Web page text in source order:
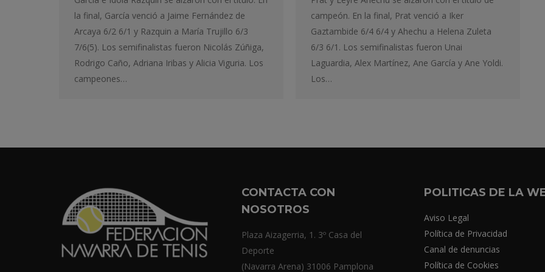
la final, García venció a Jaime Fernández de
Arcaya 6/2 6/1 y Razquin a María Trujillo 6/3
7/6(5). Los semifinalistas fueron Nicolás Zúñiga,
Rodrigo Caño, Adriana Iribas y Alicia Viguria. Los
campeones…
campeón. En la final, Prat venció a Iker
Gaztambide 6/4 6/4 y Ahechu a Helena Zuleta
6/3 6/1. Los semifinalistas fueron Unai
Laguardia, Alex Martínez, Ane García y Ane Yoldi.
Los…
CONTACTA CON
NOSOTROS
Plaza Aizagerria, 1. 3º Casa del
Deporte
(Navarra Arena) 31006 Pamplona
POLITICAS DE LA
Aviso Legal
Política de Privacidad
Canal de denuncias
Política de Cookies